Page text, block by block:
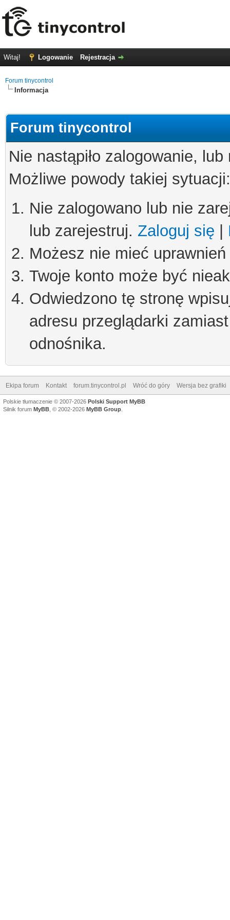
Witaj! Logowanie Rejestracja
Forum tinycontrol
Informacja
Forum tinycontrol
Nie nastąpiło zalogowanie,
Możliwe powody takiej sytuacji:
Nie zalogowano lub nie
lub zarejestruj. Zaloguj się
Możesz nie mieć
Twoje konto może być
Odwiedzono tę stronę
adresu przeglądarki
odnośnika.
Ekipa forum Kontakt forum.tinycontrol.pl Wróć do góry Wersja bez grafiki
Polskie tłumaczenie © 2007-2026 Polski Support MyBB
Silnik forum MyBB , © 2002-2026 MyBB Group